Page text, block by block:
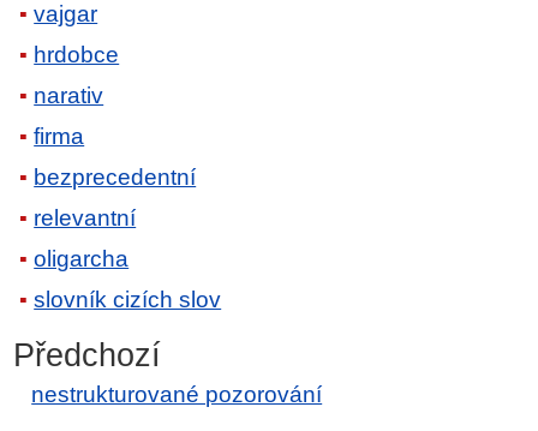
vajgar
hrdobce
narativ
firma
bezprecedentní
relevantní
oligarcha
slovník cizích slov
Předchozí
nestrukturované pozorování